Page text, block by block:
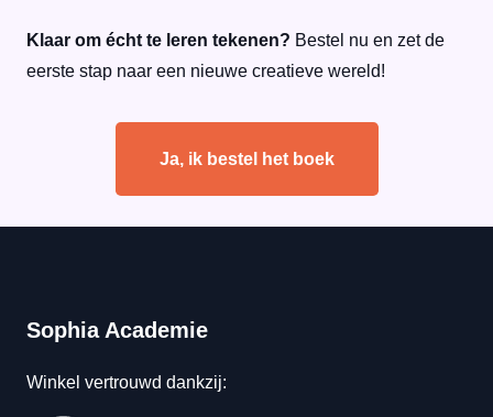
Klaar om écht te leren tekenen? Bestel nu en zet de
eerste stap naar een nieuwe creatieve wereld!
Ja, ik bestel het boek
Sophia Academie
Winkel vertrouwd dankzij: